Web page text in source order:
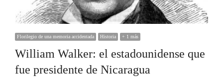
Florilegio de una memoria accidentada Historia + 1 más
William Walker: el estadounidense que
fue presidente de Nicaragua